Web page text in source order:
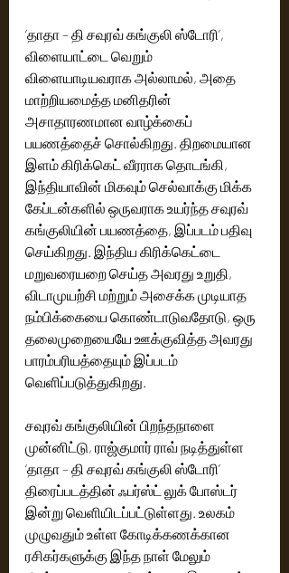
‘தாதா – தி சவுரவ் கங்குலி ஸ்டோரி’,
விளையாட்டை வெறும்
விளையாடியவராக அல்லாமல், அதை
மாற்றியமைத்த மனிதரின்
அசாதாரணமான வாழ்க்கைப்
பயணத்தைச் சொல்கிறது. திறமையான
இளம் கிரிக்கெட் வீரராக தொடங்கி,
இந்தியாவின் மிகவும் செல்வாக்கு மிக்க
கேப்டன்களில் ஒருவராக உயர்ந்த சவுரவ்
கங்குலியின் பயணத்தை, இப்படம் பதிவு
செய்கிறது. இந்திய கிரிக்கெட்டை
மறுவரையறை செய்த அவரது உறுதி,
விடாமுயற்சி மற்றும் அசைக்க முடியாத
நம்பிக்கையை கொண்டாடுவதோடு, ஒரு
தலைமுறையையே ஊக்குவித்த அவரது
பாரம்பரியத்தையும் இப்படம்
வெளிப்படுத்துகிறது.
சவுரவ் கங்குலியின் பிறந்தநாளை
முன்னிட்டு, ராஜ்குமார் ராவ் நடித்துள்ள
‘தாதா – தி சவுரவ் கங்குலி ஸ்டோரி’
திரைப்படத்தின் ஃபர்ஸ்ட் லுக் போஸ்டர்
இன்று வெளியிடப்பட்டுள்ளது. உலகம்
முழுவதும் உள்ள கோடிக்கணக்கான
ரசிகர்களுக்கு இந்த நாள் மேலும்